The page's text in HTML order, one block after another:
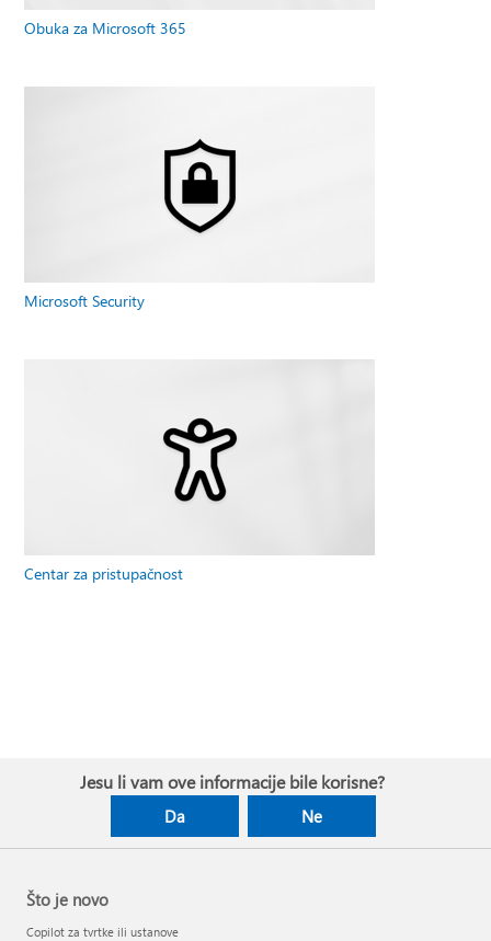
Obuka za Microsoft 365
Microsoft Security
Centar za pristupačnost
Jesu li vam ove informacije bile korisne?
Da Ne
Što je novo
Copilot za tvrtke ili ustanove